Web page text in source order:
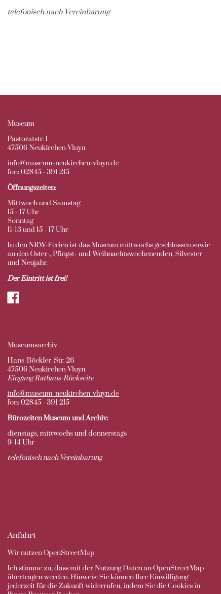
telefonisch nach Vereinbarung
Museum
Pastoratstr. 1
47506 Neukirchen-Vluyn
info@museum-neukirchen-vluyn.de
fon: 02845 - 391 215
Öffnungszeiten:
Mittwoch und Samstag
15 - 17 Uhr
Sonntag
11-13 und 15 - 17 Uhr
In den NRW-Ferien ist das Museum mittwochs geschlossen sowie
an den Oster-, Pfingst- und Weihnachtswochenenden, Silvester
und Neujahr.
Der Eintritt ist frei!
Museumsarchiv
Hans-Böckler-Str. 26
47506 Neukirchen-Vluyn
Eingang Rathaus-Rückseite
info@museum-neukirchen-vluyn.de
fon: 02845 - 391 215
Bürozeiten Museum und Archiv:
dienstags, mittwochs und donnerstags
9-14 Uhr
telefonisch nach Vereinbarung
Anfahrt
Wir nutzen OpenStreetMap
Ich stimme zu, dass mit der Nutzung Daten an OpenStreetMap
übertragen werden. Hinweis: Sie können Ihre Einwilligung
jederzeit für die Zukunft widerrufen, indem Sie die Cookies in